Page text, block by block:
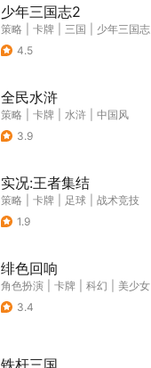
少年三国志2
策略 卡牌 三国
少年三国志
4.5
全民水浒
策略 卡牌 水浒
中国风
3.9
实况:王者集结
策略 卡牌 足球
战术竞技
1.9
绯色回响
角色扮演 卡牌 科幻
美少女
3.4
铁杆三国